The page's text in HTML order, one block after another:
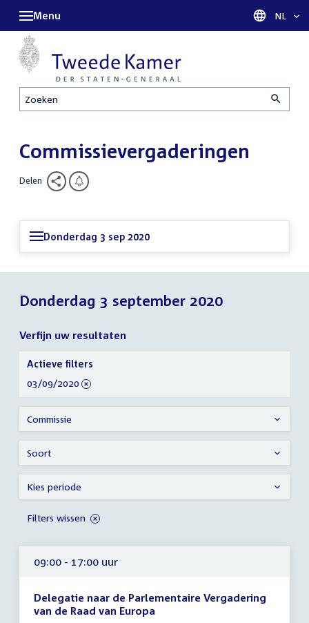
Zoeken
Menu Taal
NL
Commissievergaderingen
Delen
Donderdag 3 sep 2020
Donderdag 3 september 2020
Verfijn uw resultaten
09:00 - 17:00 uur
Delegatie naar de Parlementaire Vergadering
van de Raad van Europa
Verfijn
uw
resultaten
Actieve filters
verwijder
03/09/2020
Commissie
Soort
Kies periode
Filters wissen